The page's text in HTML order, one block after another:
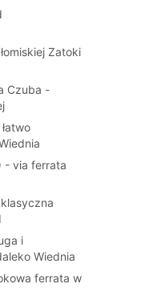
Zatoki
Czuba -
- via ferrata
i
Wiednia
ferrata w